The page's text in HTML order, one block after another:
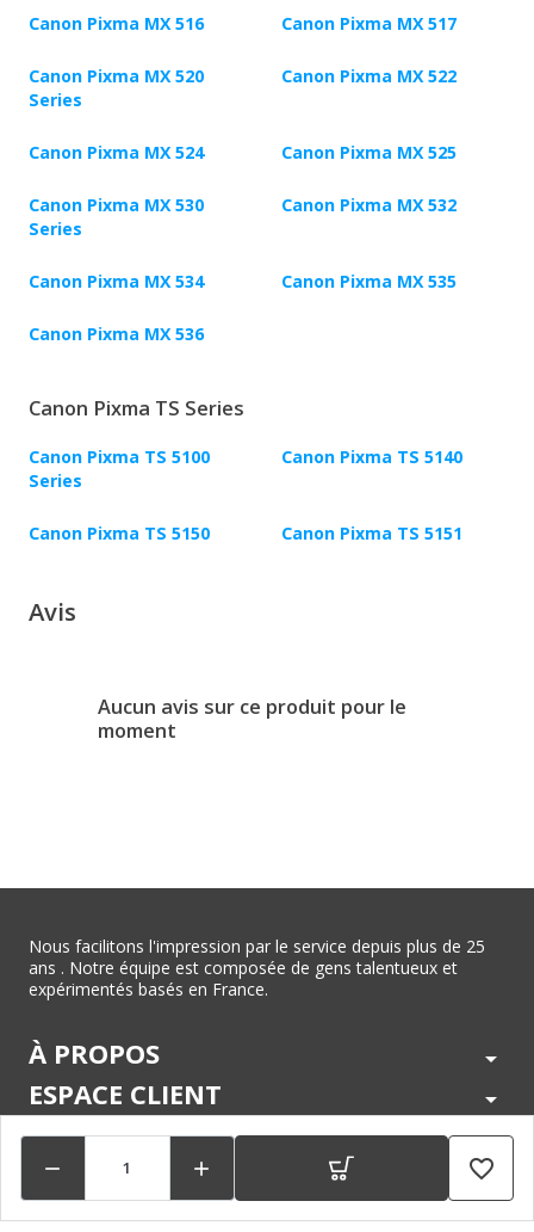
  favorite_border
Canon Pixma MX 516 Canon Pixma MX 517
Canon Pixma MX 520
Series
Canon Pixma MX 522
Canon Pixma MX 524 Canon Pixma MX 525
Canon Pixma MX 530
Series
Canon Pixma MX 532
Canon Pixma MX 534 Canon Pixma MX 535
Canon Pixma MX 536
Canon Pixma TS Series
Canon Pixma TS 5100
Series
Canon Pixma TS 5140
Canon Pixma TS 5150 Canon Pixma TS 5151
Avis
Aucun avis sur ce produit pour le
moment
Nous facilitons l'impression par le service depuis plus de 25
ans . Notre équipe est composée de gens talentueux et
expérimentés basés en France.
À PROPOS arrow_drop_down
ESPACE CLIENT arrow_drop_down
CENTRE D'AIDE arrow_drop_down
LÉGAL arrow_drop_down
MARQUES arrow_drop_down